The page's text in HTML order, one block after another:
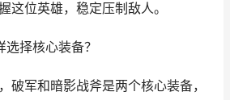
这位英雄，稳定压制敌人。
择核心装备？
破军和暗影战斧是两个核心装备，